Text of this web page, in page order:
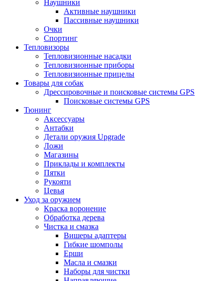
Наушники
Активные наушники
Пассивные наушники
Очки
Спортинг
Тепловизоры
Тепловизионные насадки
Тепловизионные приборы
Тепловизионные прицелы
Товары для собак
Дрессировочные и поисковые системы GPS
Поисковые системы GPS
Тюнинг
Аксессуары
Антабки
Детали оружия Upgrade
Ложи
Магазины
Приклады и комплекты
Пятки
Рукояти
Цевья
Уход за оружием
Краска воронение
Обработка дерева
Чистка и смазка
Вишеры адаптеры
Гибкие шомполы
Ерши
Масла и смазки
Наборы для чистки